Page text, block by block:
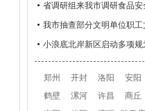
省调研组来我市调研食品安
我市抽查部分文明单位职
小浪底北岸新区启动多项
郑州 开封 洛阳 安阳
鹤壁
漯河 许昌 商丘